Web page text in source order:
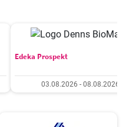
Edeka Prospekt
03.08.2026 - 08.08.2026